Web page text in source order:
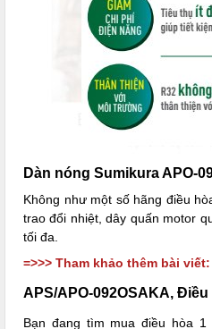
Dàn nóng Sumikura APO-
Không như một số hãng điều
trao đổi nhiệt, dây quấn motor
tối đa.
=>>> Tham khảo thêm bài viết:
APS/APO-092OSAKA,
Bạn đang tìm mua điều hòa